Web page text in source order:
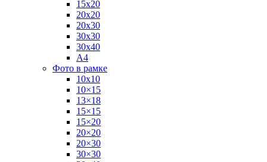
15х20
20х20
20х30
30х30
30х40
А4
Фото в рамке
10х10
10×15
13×18
15×15
15×20
20×20
20×30
30×30